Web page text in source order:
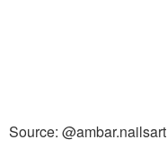
Source: @ambar.nailsart